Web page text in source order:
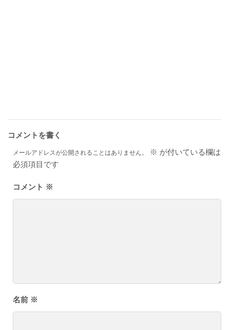
コメントを書く
メールアドレスが公開されることはありません。 ※ が付いている欄は
必須項目です
コメント ※
名前 ※